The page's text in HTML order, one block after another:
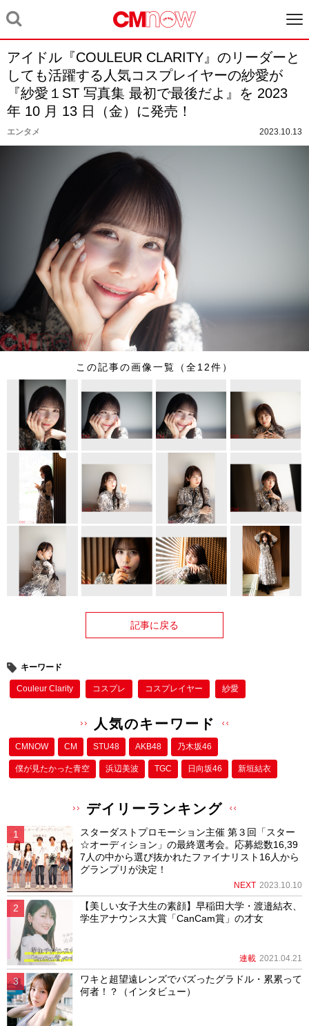
アイドル『COULEUR CLARITY』のリーダーと
しても活躍する人気コスプレイヤーの紗愛が
『紗愛１ST 写真集 最初で最後だよ』を 2023
年 10 月 13 日（金）に発売！
エンタメ 2023.10.13
この記事の画像一覧（全12件）
記事に戻る
キーワード
Couleur Clarity コスプレ コスプレイヤー 紗愛
人気のキーワード
CMNOW CM STU48 AKB48 乃木坂46
僕が⾒たかった⻘空 浜辺美波 TGC 日向坂46 新垣結衣
デイリーランキング
スターダストプロモーション主催 第３回「スター
☆オーディション」の最終選考会。応募総数16,39
7人の中から選び抜かれたファイナリスト16人から
グランプリが決定！
NEXT 2023.10.10
【美しい女子大生の素顔】早稲田大学・渡邉結衣、
学生アナウンス大賞「CanCam賞」の才女
連載 2021.04.21
ワキと超望遠レンズでバズったグラドル・累累って
何者！？（インタビュー）